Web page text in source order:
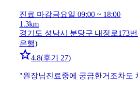
진료 마감금요일 09:00 ~ 18:00
1.3km
경기도 성남시 분당구 내정로173
은행)
4.8(후기 27)
"원장님진료중에 궁금한거조차도